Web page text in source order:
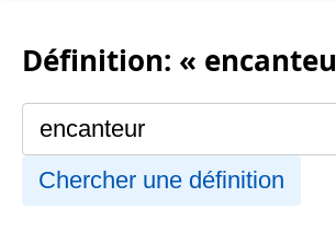
Définition: «
Chercher une définition